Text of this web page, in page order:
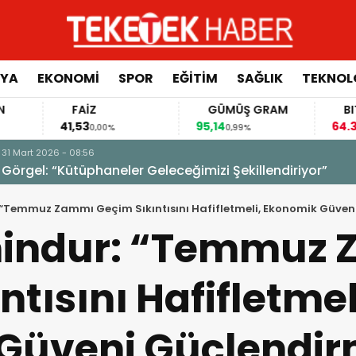
EKONOMİ SPOR EĞİTİM SAĞLIK
0,00%
GÜMÜŞ GRAM
0,99%
64.373,00-
Şekillendiriyor”
Zammı Geçim Sıkıntısını Hafifletmeli, Ekonomik
“Temmuz